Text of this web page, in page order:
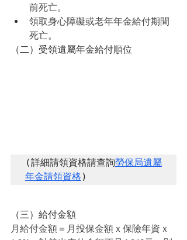
前死亡。
領取身心障礙或老年年金給付期間
死亡。
（二）受領遺屬年金給付順位
(詳細請領資格請查詢勞保局遺屬
年金請領資格 )
（三）給付金額
月給付金額＝月投保金額ｘ保險年資ｘ